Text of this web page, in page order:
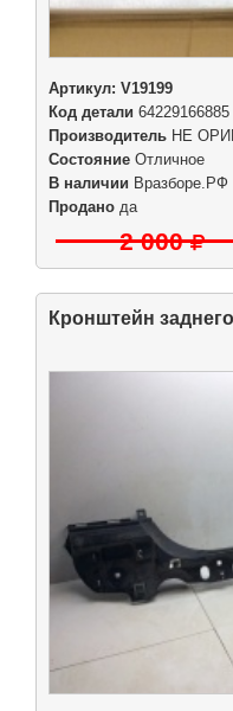
Артикул: V19199
Код детали 64229166885
Производитель НЕ
Состояние Отличное
В наличии Вразборе.РФ
Продано да
2 000
Кронштейн